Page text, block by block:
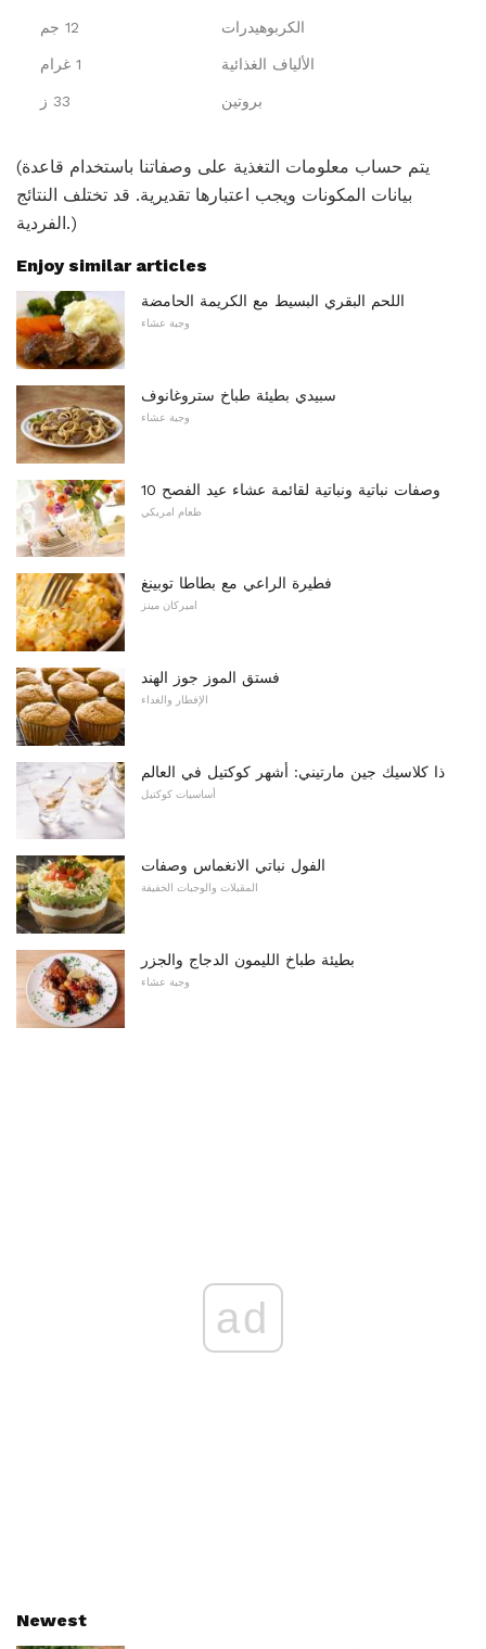
الكربوهيدرات 12 جم
الألياف الغذائية 1 غرام
بروتين 33 ز
(يتم حساب معلومات التغذية على وصفاتنا باستخدام قاعدة
بيانات المكونات ويجب اعتبارها تقديرية. قد تختلف النتائج
الفردية.)
Enjoy similar articles
اللحم البقري البسيط مع الكريمة الحامضة
وجبة عشاء
سبيدي بطيئة طباخ ستروغانوف
وجبة عشاء
10 وصفات نباتية ونباتية لقائمة عشاء عيد الفصح
طعام امريكي
فطيرة الراعي مع بطاطا توبينغ
اميركان مينز
فستق الموز جوز الهند
الإفطار والغداء
ذا كلاسيك جين مارتيني: أشهر كوكتيل في العالم
أساسيات كوكتيل
الفول نباتي الانغماس وصفات
المقبلات والوجبات الخفيفة
بطيئة طباخ الليمون الدجاج والجزر
وجبة عشاء
ad
Newest